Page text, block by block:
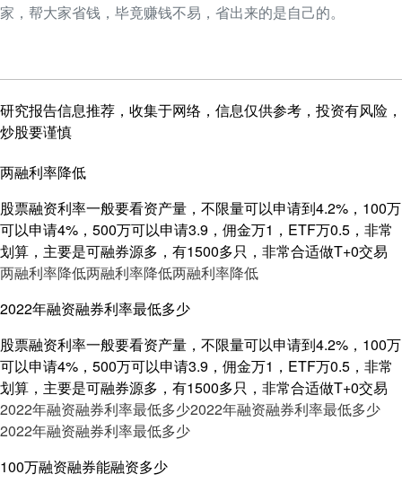
家，帮大家省钱，毕竟赚钱不易，省出来的是自己的。
研究报告信息推荐，收集于网络，信息仅供参考，投资有风险，
炒股要谨慎
两融利率降低
股票融资利率一般要看资产量，不限量可以申请到4.2%，100万
可以申请4%，500万可以申请3.9，佣金万1，ETF万0.5，非常
划算，主要是可融券源多，有1500多只，非常合适做T+0交易
两融利率降低两融利率降低两融利率降低
2022年融资融券利率最低多少
股票融资利率一般要看资产量，不限量可以申请到4.2%，100万
可以申请4%，500万可以申请3.9，佣金万1，ETF万0.5，非常
划算，主要是可融券源多，有1500多只，非常合适做T+0交易
2022年融资融券利率最低多少2022年融资融券利率最低多少
2022年融资融券利率最低多少
100万融资融券能融资多少